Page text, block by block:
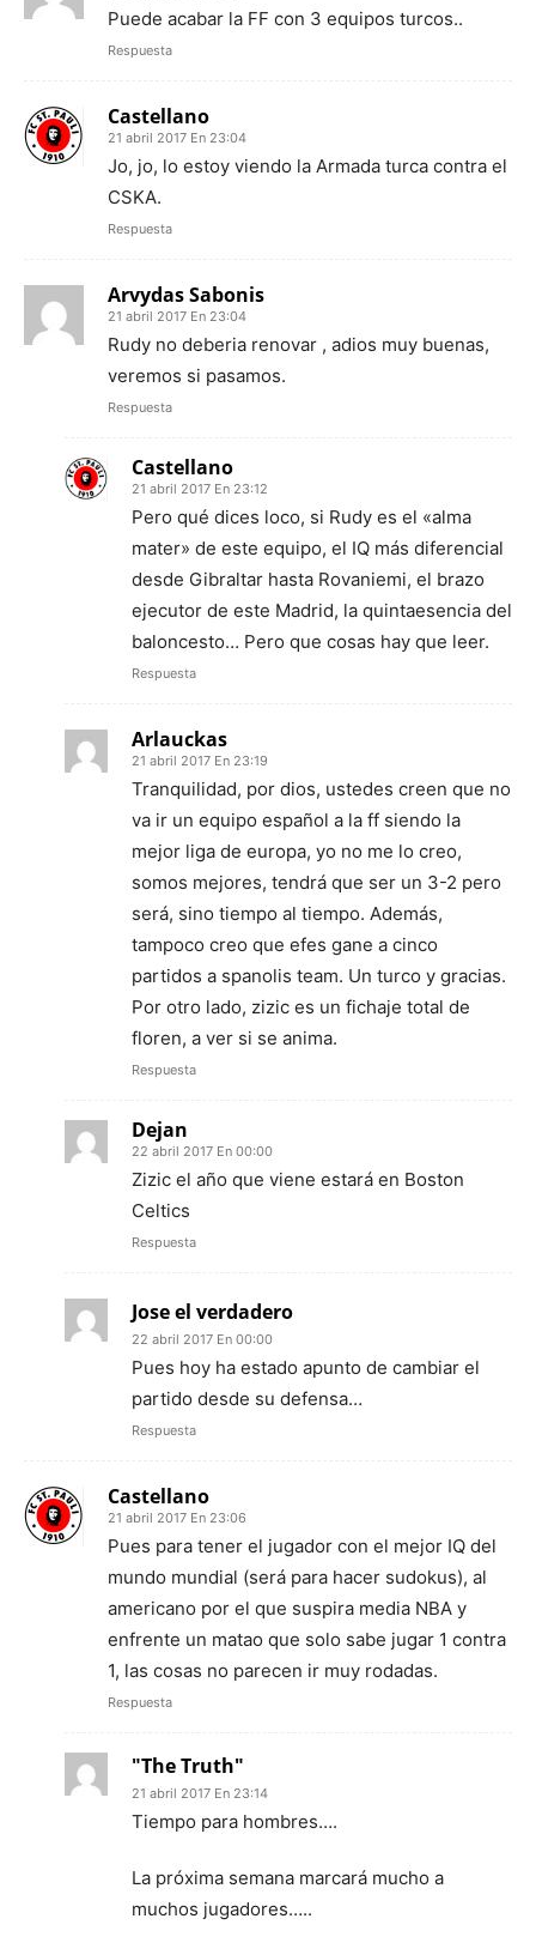
Puede acabar la FF con 3 equipos turcos..
Respuesta
Castellano
21 abril 2017 En 23:04
Jo, jo, lo estoy viendo la Armada turca contra el
CSKA.
Respuesta
Arvydas Sabonis
21 abril 2017 En 23:04
Rudy no deberia renovar , adios muy buenas,
veremos si pasamos.
Respuesta
Castellano
21 abril 2017 En 23:12
Pero qué dices loco, si Rudy es el «alma
mater» de este equipo, el IQ más diferencial
desde Gibraltar hasta Rovaniemi, el brazo
ejecutor de este Madrid, la quintaesencia del
baloncesto… Pero que cosas hay que leer.
Respuesta
Arlauckas
21 abril 2017 En 23:19
Tranquilidad, por dios, ustedes creen que no
va ir un equipo español a la ff siendo la
mejor liga de europa, yo no me lo creo,
somos mejores, tendrá que ser un 3-2 pero
será, sino tiempo al tiempo. Además,
tampoco creo que efes gane a cinco
partidos a spanolis team. Un turco y gracias.
Por otro lado, zizic es un fichaje total de
floren, a ver si se anima.
Respuesta
Dejan
22 abril 2017 En 00:00
Zizic el año que viene estará en Boston
Celtics
Respuesta
Jose el verdadero
22 abril 2017 En 00:00
Pues hoy ha estado apunto de cambiar el
partido desde su defensa…
Respuesta
Castellano
21 abril 2017 En 23:06
Pues para tener el jugador con el mejor IQ del
mundo mundial (será para hacer sudokus), al
americano por el que suspira media NBA y
enfrente un matao que solo sabe jugar 1 contra
1, las cosas no parecen ir muy rodadas.
Respuesta
"The Truth"
21 abril 2017 En 23:14
Tiempo para hombres….
La próxima semana marcará mucho a
muchos jugadores…..